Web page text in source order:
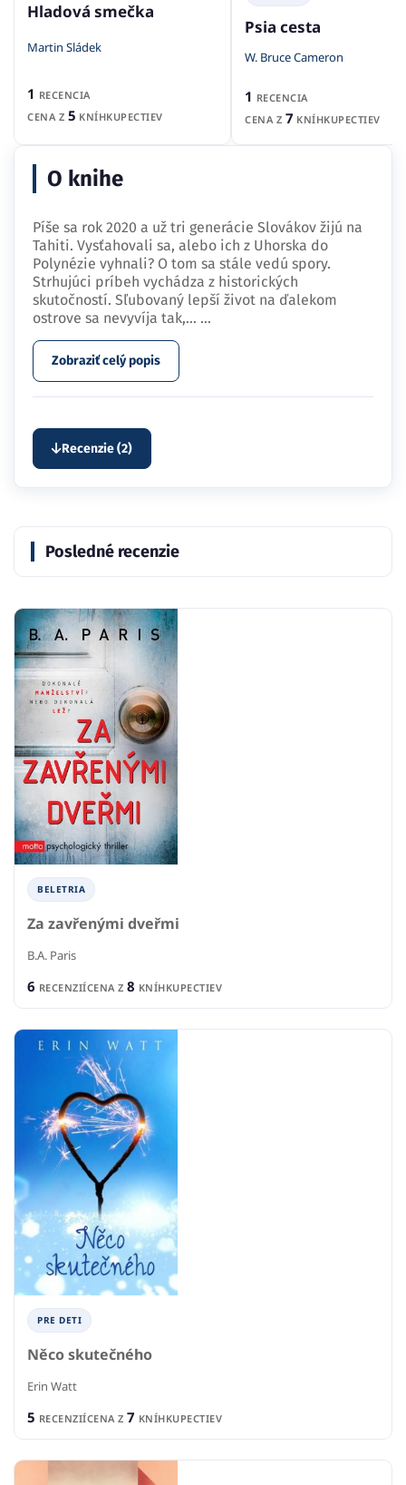
Hladová smečka
Martin Sládek
1 RECENCIA
CENA Z 5 KNÍHKUPECTIEV
Psia cesta
W. Bruce Cameron
1 RECENCIA
CENA Z 7 KNÍHKUPECTIEV
O knihe
Píše sa rok 2020 a už tri generácie Slovákov žijú na
Tahiti. Vysťahovali sa, alebo ich z Uhorska do
Polynézie vyhnali? O tom sa stále vedú spory.
Strhujúci príbeh vychádza z historických
skutočností. Sľubovaný lepší život na ďalekom
ostrove sa nevyvíja tak,… ...
Zobraziť celý popis
Recenzie (2)
Posledné recenzie
BELETRIA
Za zavřenými dveřmi
B.A. Paris
6 RECENZIÍCENA Z 8 KNÍHKUPECTIEV
PRE DETI
Něco skutečného
Erin Watt
5 RECENZIÍCENA Z 7 KNÍHKUPECTIEV